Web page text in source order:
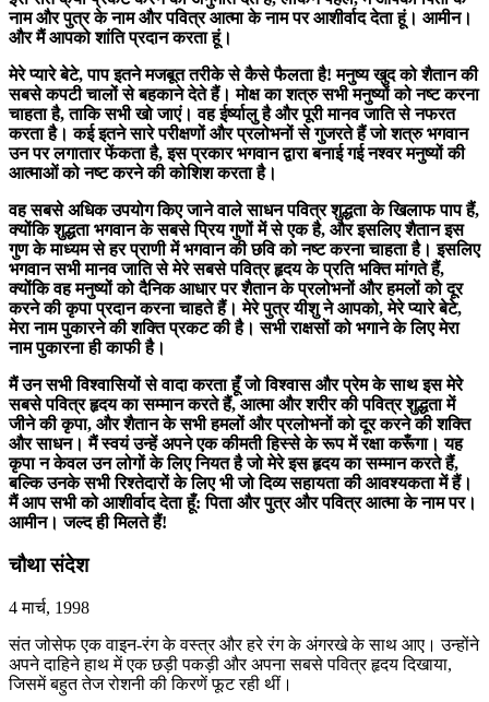
नाम और पुत्र के नाम और पवित्र आत्मा के नाम पर आशीर्वाद देता हूं। आमीन।
और मैं आपको शांति प्रदान करता हूं।
मेरे प्यारे बेटे, पाप इतने मजबूत तरीके से कैसे फैलता है! मनुष्य खुद को शैतान की
सबसे कपटी चालों से बहकाने देते हैं। मोक्ष का शत्रु सभी मनुष्यों को नष्ट करना
चाहता है, ताकि सभी खो जाएं। वह ईर्ष्यालु है और पूरी मानव जाति से नफरत
करता है। कई इतने सारे परीक्षणों और प्रलोभनों से गुजरते हैं जो शत्रु भगवान
उन पर लगातार फेंकता है, इस प्रकार भगवान द्वारा बनाई गई नश्वर मनुष्यों की
आत्माओं को नष्ट करने की कोशिश करता है।
वह सबसे अधिक उपयोग किए जाने वाले साधन पवित्र शुद्धता के खिलाफ पाप हैं,
क्योंकि शुद्धता भगवान के सबसे प्रिय गुणों में से एक है, और इसलिए शैतान इस
गुण के माध्यम से हर प्राणी में भगवान की छवि को नष्ट करना चाहता है। इसलिए
भगवान सभी मानव जाति से मेरे सबसे पवित्र हृदय के प्रति भक्ति मांगते हैं,
क्योंकि वह मनुष्यों को दैनिक आधार पर शैतान के प्रलोभनों और हमलों को दूर
करने की कृपा प्रदान करना चाहते हैं। मेरे पुत्र यीशु ने आपको, मेरे प्यारे बेटे,
मेरा नाम पुकारने की शक्ति प्रकट की है। सभी राक्षसों को भगाने के लिए मेरा
नाम पुकारना ही काफी है।
मैं उन सभी विश्वासियों से वादा करता हूँ जो विश्वास और प्रेम के साथ इस मेरे
सबसे पवित्र हृदय का सम्मान करते हैं, आत्मा और शरीर की पवित्र शुद्धता में
जीने की कृपा, और शैतान के सभी हमलों और प्रलोभनों को दूर करने की शक्ति
और साधन। मैं स्वयं उन्हें अपने एक कीमती हिस्से के रूप में रक्षा करूँगा। यह
कृपा न केवल उन लोगों के लिए नियत है जो मेरे इस हृदय का सम्मान करते हैं,
बल्कि उनके सभी रिश्तेदारों के लिए भी जो दिव्य सहायता की आवश्यकता में हैं।
मैं आप सभी को आशीर्वाद देता हूँ: पिता और पुत्र और पवित्र आत्मा के नाम पर।
आमीन। जल्द ही मिलते हैं!
चौथा संदेश
4 मार्च, 1998
संत जोसेफ एक वाइन-रंग के वस्त्र और हरे रंग के अंगरखे के साथ आए। उन्होंने
अपने दाहिने हाथ में एक छड़ी पकड़ी और अपना सबसे पवित्र हृदय दिखाया,
जिसमें बहुत तेज रोशनी की किरणें फूट रही थीं।